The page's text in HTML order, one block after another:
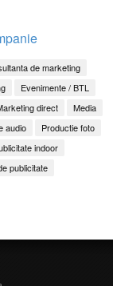
de marketing
Evenimente / BTL
direct
Media
audio
Productie foto
indoor
publicitate